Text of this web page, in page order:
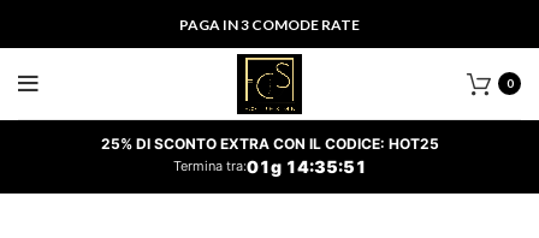
PAGA IN 3 COMODE RATE
0
25% DI SCONTO EXTRA CON IL CODICE: HOT25
Termina tra:01g 14:35:50